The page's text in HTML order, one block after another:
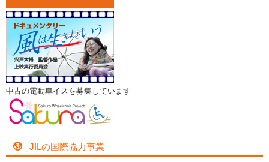
中古の電動車イスを募集しています
JILの国際協力事業